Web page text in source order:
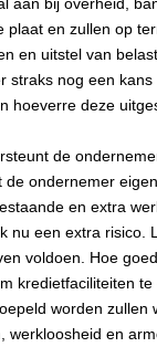
aan bij overheid,
en zullen op
en uitstel van
nog een
hoeverre deze
de
ondernemer
en extra
nu een extra risico.
voldoen. Hoe
kredietfaciliteiten te
worden
en